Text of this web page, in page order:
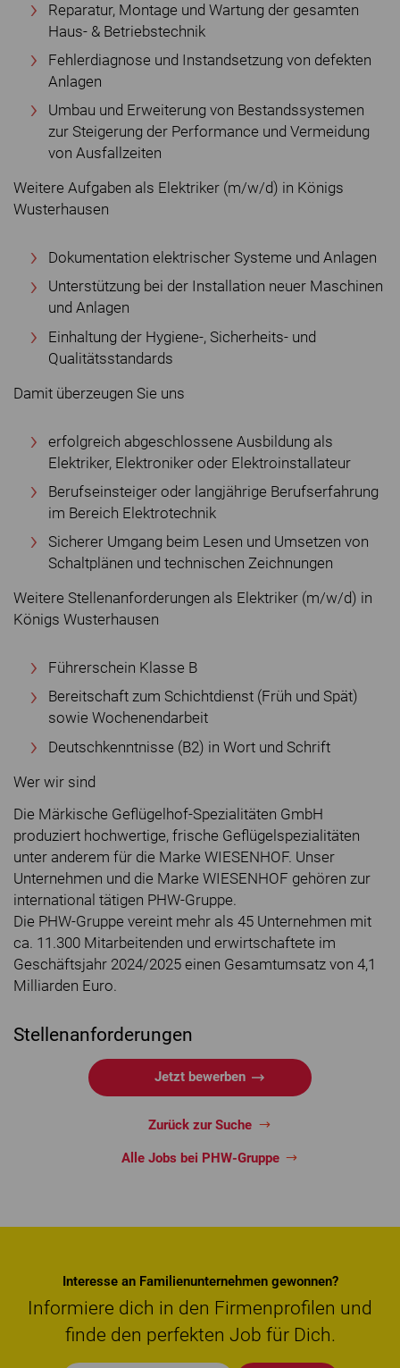
Reparatur, Montage und Wartung der gesamten
Haus- & Betriebstechnik
Fehlerdiagnose und Instandsetzung von defekten
Anlagen
Umbau und Erweiterung von Bestandssystemen
zur Steigerung der Performance und Vermeidung
von Ausfallzeiten
Weitere Aufgaben als Elektriker (m/w/d) in Königs
Wusterhausen
Dokumentation elektrischer Systeme und Anlagen
Unterstützung bei der Installation neuer Maschinen
und Anlagen
Einhaltung der Hygiene-, Sicherheits- und
Qualitätsstandards
Damit überzeugen Sie uns
erfolgreich abgeschlossene Ausbildung als
Elektriker, Elektroniker oder Elektroinstallateur
Berufseinsteiger oder langjährige Berufserfahrung
im Bereich Elektrotechnik
Sicherer Umgang beim Lesen und Umsetzen von
Schaltplänen und technischen Zeichnungen
Weitere Stellenanforderungen als Elektriker (m/w/d) in
Königs Wusterhausen
Führerschein Klasse B
Bereitschaft zum Schichtdienst (Früh und Spät)
sowie Wochenendarbeit
Deutschkenntnisse (B2) in Wort und Schrift
Wer wir sind
Die Märkische Geflügelhof-Spezialitäten GmbH
produziert hochwertige, frische Geflügelspezialitäten
unter anderem für die Marke WIESENHOF. Unser
Unternehmen und die Marke WIESENHOF gehören zur
international tätigen PHW-Gruppe.
Die PHW-Gruppe vereint mehr als 45 Unternehmen mit
ca. 11.300 Mitarbeitenden und erwirtschaftete im
Geschäftsjahr 2024/2025 einen Gesamtumsatz von 4,1
Milliarden Euro.
Stellenanforderungen
Jetzt bewerben
Zurück zur Suche
Alle Jobs bei PHW-Gruppe
Interesse an Familienunternehmen gewonnen?
Informiere dich in den Firmenprofilen und
finde den perfekten Job für Dich.